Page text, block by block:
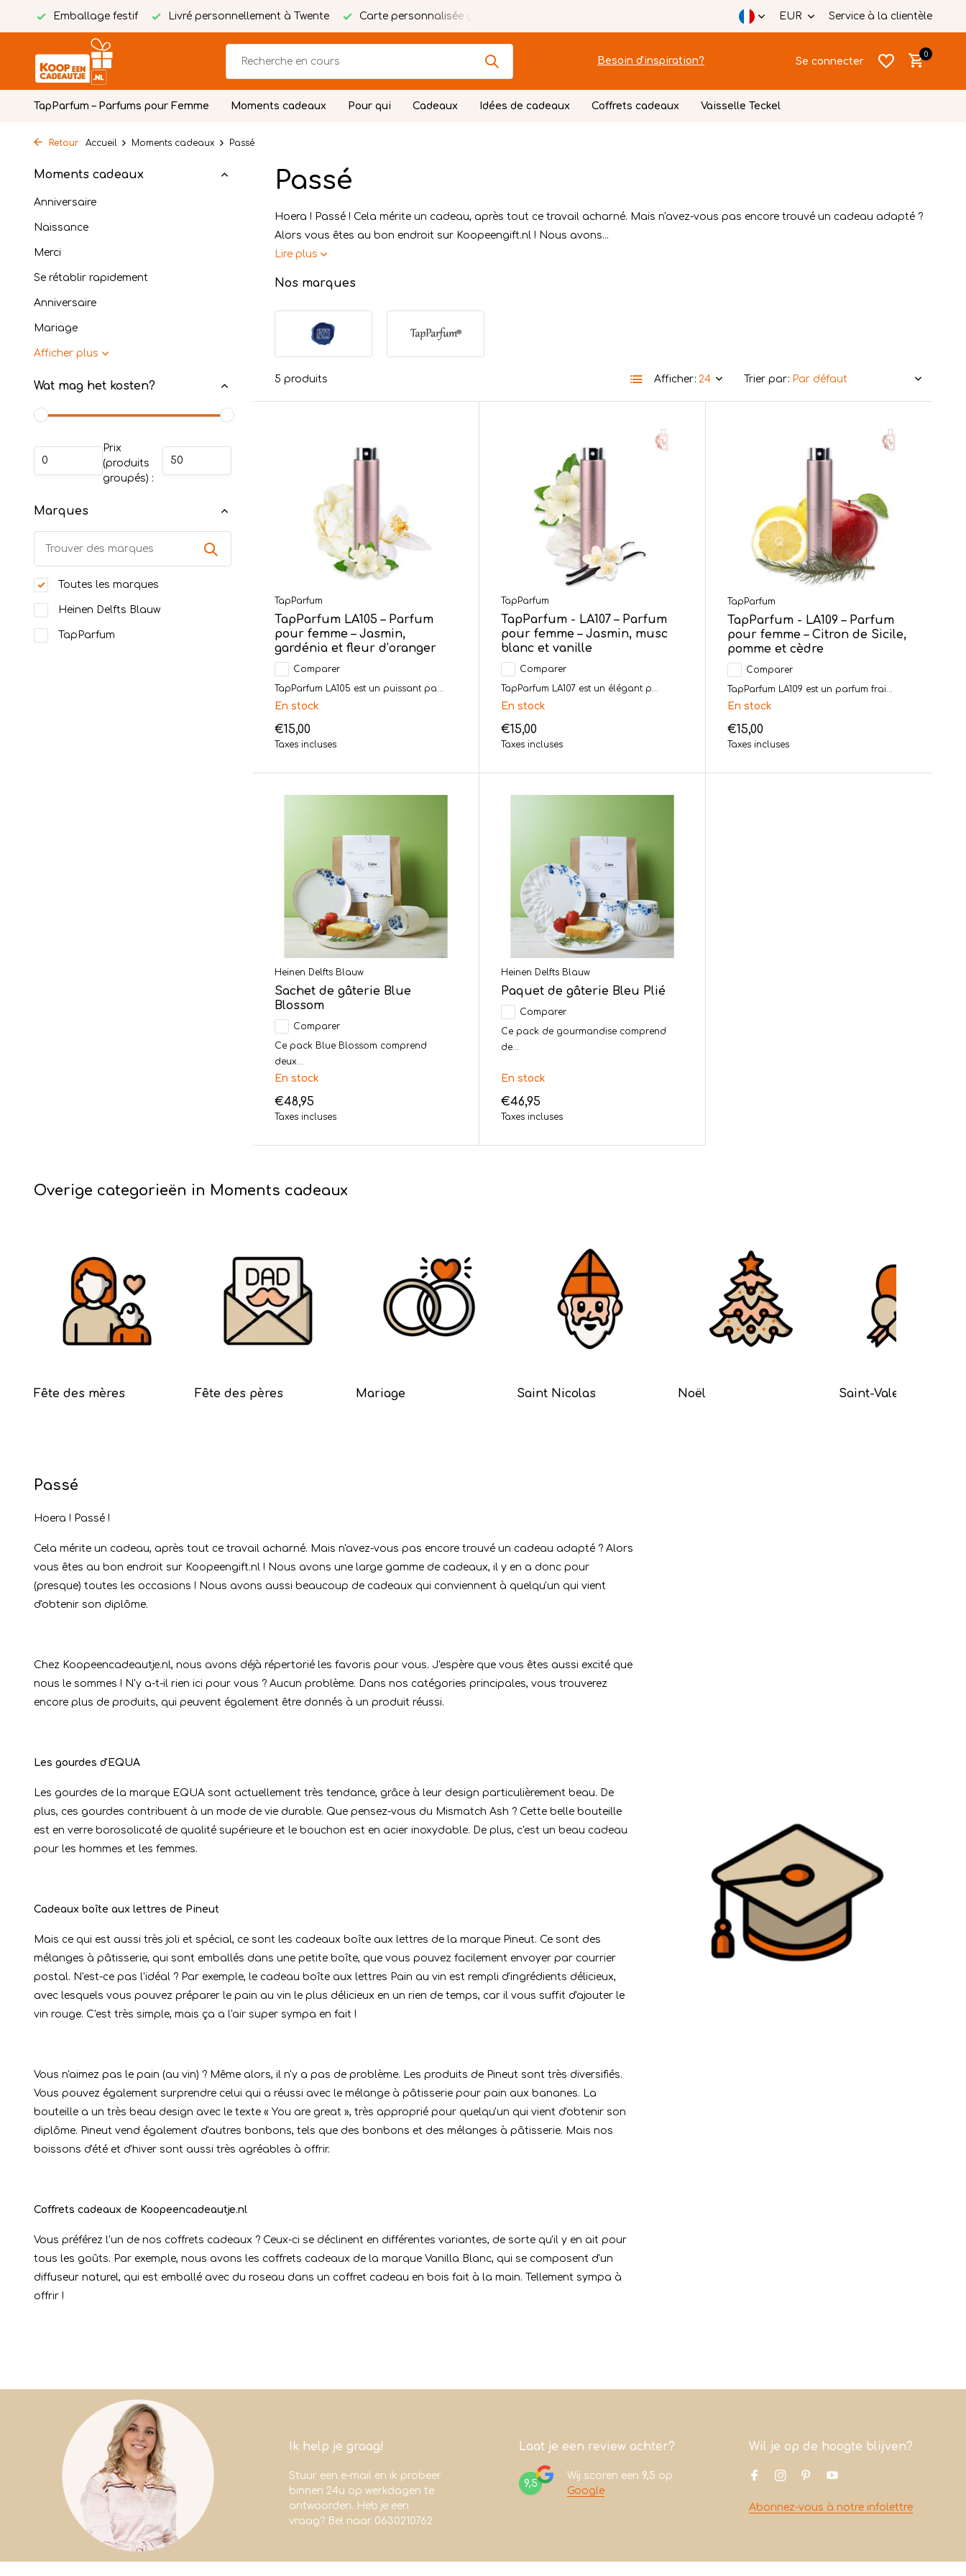
Livré personnellement à Twente Carte personnalisée gratuite Emballage festif EUR Service à la clientèle
Besoin d'inspiration? Se connecter
0
TapParfum – Parfums pour Femme Moments cadeaux Pour qui Cadeaux Idées de cadeaux Coffrets cadeaux Vaisselle Teckel
Retour Accueil Moments cadeaux Passé
Moments cadeaux
Anniversaire
Naissance
Merci
Se rétablir rapidement
Anniversaire
Mariage
Afficher plus
Wat mag het kosten?
Prix
(produits
groupés) :
Marques
Toutes les marques
Heinen Delfts Blauw
TapParfum
Passé
Hoera ! Passé ! Cela mérite un cadeau, après tout ce travail acharné. Mais n'avez-vous pas encore trouvé un cadeau adapté ?
Alors vous êtes au bon endroit sur Koopeengift.nl ! Nous avons...
Lire plus
Nos marques
5 produits Afficher: Trier par:
TapParfum
TapParfum LA105 – Parfum
pour femme – Jasmin,
gardénia et fleur d’oranger
Comparer
TapParfum LA105 est un puissant pa...
En stock
€15,00
Taxes incluses
TapParfum
TapParfum - LA107 – Parfum
pour femme – Jasmin, musc
blanc et vanille
Comparer
TapParfum LA107 est un élégant p...
En stock
€15,00
Taxes incluses
TapParfum
TapParfum - LA109 – Parfum
pour femme – Citron de Sicile,
pomme et cèdre
Comparer
TapParfum LA109 est un parfum frai...
En stock
€15,00
Taxes incluses
Heinen Delfts Blauw
Sachet de gâterie Blue
Blossom
Comparer
Ce pack Blue Blossom comprend
deux...
En stock
€48,95
Taxes incluses
Heinen Delfts Blauw
Paquet de gâterie Bleu Plié
Comparer
Ce pack de gourmandise comprend
de...
En stock
€46,95
Taxes incluses
Overige categorieën in Moments cadeaux
Fête des mères Fête des pères Mariage Saint Nicolas Noël Saint-Valentin
Passé
Hoera ! Passé !
Cela mérite un cadeau, après tout ce travail acharné. Mais n'avez-vous pas encore trouvé un cadeau adapté ? Alors
vous êtes au bon endroit sur Koopeengift.nl ! Nous avons une large gamme de cadeaux, il y en a donc pour
(presque) toutes les occasions ! Nous avons aussi beaucoup de cadeaux qui conviennent à quelqu'un qui vient
d'obtenir son diplôme.
Chez Koopeencadeautje.nl, nous avons déjà répertorié les favoris pour vous. J'espère que vous êtes aussi excité que
nous le sommes ! N'y a-t-il rien ici pour vous ? Aucun problème. Dans nos catégories principales, vous trouverez
encore plus de produits, qui peuvent également être donnés à un produit réussi.
Les gourdes d'EQUA
Les gourdes de la marque EQUA sont actuellement très tendance, grâce à leur design particulièrement beau. De
plus, ces gourdes contribuent à un mode de vie durable. Que pensez-vous du Mismatch Ash ? Cette belle bouteille
est en verre borosolicaté de qualité supérieure et le bouchon est en acier inoxydable. De plus, c'est un beau cadeau
pour les hommes et les femmes.
Cadeaux boîte aux lettres de Pineut
Mais ce qui est aussi très joli et spécial, ce sont les cadeaux boîte aux lettres de la marque Pineut. Ce sont des
mélanges à pâtisserie, qui sont emballés dans une petite boîte, que vous pouvez facilement envoyer par courrier
postal. N'est-ce pas l'idéal ? Par exemple, le cadeau boîte aux lettres Pain au vin est rempli d'ingrédients délicieux,
avec lesquels vous pouvez préparer le pain au vin le plus délicieux en un rien de temps, car il vous suffit d'ajouter le
vin rouge. C'est très simple, mais ça a l'air super sympa en fait !
Vous n'aimez pas le pain (au vin) ? Même alors, il n'y a pas de problème. Les produits de Pineut sont très diversifiés.
Vous pouvez également surprendre celui qui a réussi avec le mélange à pâtisserie pour pain aux bananes. La
bouteille a un très beau design avec le texte « You are great », très approprié pour quelqu'un qui vient d'obtenir son
diplôme. Pineut vend également d'autres bonbons, tels que des bonbons et des mélanges à pâtisserie. Mais nos
boissons d'été et d'hiver sont aussi très agréables à offrir.
Coffrets cadeaux de Koopeencadeautje.nl
Vous préférez l'un de nos coffrets cadeaux ? Ceux-ci se déclinent en différentes variantes, de sorte qu'il y en ait pour
tous les goûts. Par exemple, nous avons les coffrets cadeaux de la marque Vanilla Blanc, qui se composent d'un
diffuseur naturel, qui est emballé avec du roseau dans un coffret cadeau en bois fait à la main. Tellement sympa à
offrir !
Ik help je graag!
Stuur een e-mail en ik probeer
binnen 24u op werkdagen te
antwoorden. Heb je een
vraag? Bel naar 0630210762
Laat je een review achter?
9,5
Wij scoren een 9,5 op
Google
Wil je op de hoogte blijven?
Abonnez-vous à notre infolettre